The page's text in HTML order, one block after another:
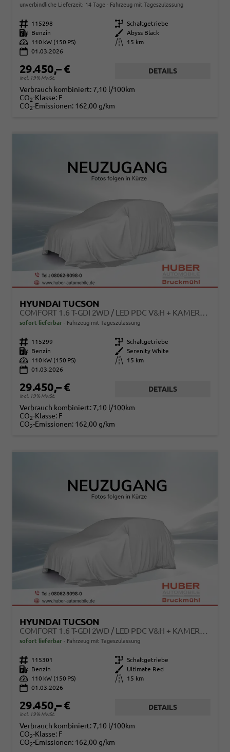
unverbindliche Lieferzeit: 14 Tage Fahrzeug mit Tageszulassung
Fahrzeugnr. 115298 Getriebe Schaltgetriebe
Kraftstoff
Benzin Außenfarbe
Abyss Black
Leistung
110 kW (150 PS) Kilometerstand
15 km
01.03.2026
29.450,– €
incl. 19% MwSt.
DETAILS
Verbrauch kombiniert: 7,10 l/100km
CO2-Klasse: F
CO2-Emissionen: 162,00 g/km
HYUNDAI TUCSON
COMFORT 1.6 T-GDI 2WD / LED PDC V&H + KAMERA SITZ LENKRADHEIZUNG ALU 18"
sofort lieferbar Fahrzeug mit Tageszulassung
Fahrzeugnr. 115299 Getriebe Schaltgetriebe
Kraftstoff
Benzin Außenfarbe
Serenity White
Leistung
110 kW (150 PS) Kilometerstand
15 km
01.03.2026
29.450,– €
incl. 19% MwSt.
DETAILS
Verbrauch kombiniert: 7,10 l/100km
CO2-Klasse: F
CO2-Emissionen: 162,00 g/km
HYUNDAI TUCSON
COMFORT 1.6 T-GDI 2WD / LED PDC V&H + KAMERA SITZ LENKRADHEIZUNG ALU 18"
sofort lieferbar Fahrzeug mit Tageszulassung
Fahrzeugnr. 115301 Getriebe Schaltgetriebe
Kraftstoff
Benzin Außenfarbe
Ultimate Red
Leistung
110 kW (150 PS) Kilometerstand
15 km
01.03.2026
29.450,– €
incl. 19% MwSt.
DETAILS
Verbrauch kombiniert: 7,10 l/100km
CO2-Klasse: F
CO2-Emissionen: 162,00 g/km